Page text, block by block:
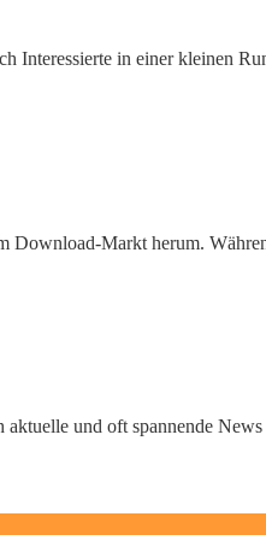
Interessierte in einer kleinen
Download-Markt herum.
aktuelle und oft spannende